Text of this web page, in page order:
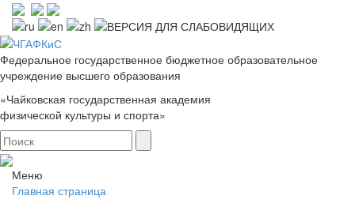
Федеральное государственное бюджетное образовательное
учреждение высшего образования
«Чайковская государственная академия
физической культуры и спорта»
Меню
Главная страница